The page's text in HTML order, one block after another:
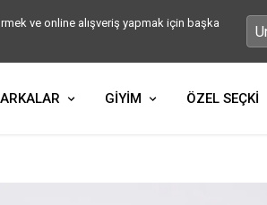
ve online alışveriş yapmak için başka
GİYİM ÖZEL SEÇKİ